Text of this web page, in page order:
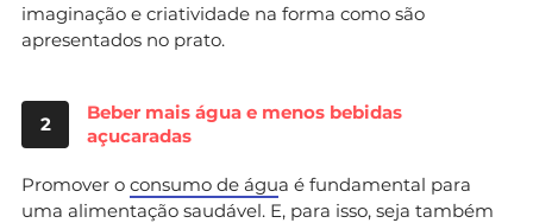
imaginação e criatividade na forma como são
apresentados no prato.
2
Beber mais água e menos bebidas
açucaradas
Promover o consumo de água é fundamental para
uma alimentação saudável. E, para isso, seja também